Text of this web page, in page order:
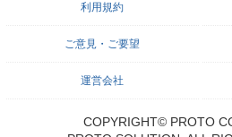
利用規約
ご意見・ご要望
運営会社
COPYRIGHT© PROTO